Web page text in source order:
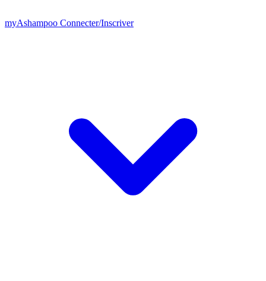
myAshampoo Connecter/Inscriver